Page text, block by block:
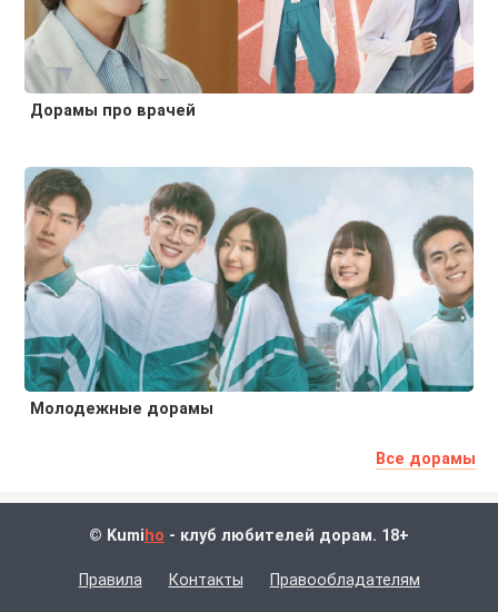
Дорамы про врачей
Молодежные дорамы
Все дорамы
© Kumi ho - клуб любителей дорам. 18+
Правила Контакты Правообладателям